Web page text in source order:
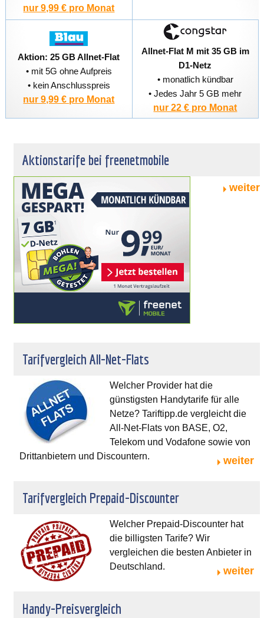
nur 9,99 € pro Monat
Aktion: 25 GB Allnet-Flat
• mit 5G ohne Aufpreis
• kein Anschlusspreis
nur 9,99 € pro Monat
Allnet-Flat M mit 35 GB im
D1-Netz
• monatlich kündbar
• Jedes Jahr 5 GB mehr
nur 22 € pro Monat
Aktionstarife bei freenetmobile
weiter
Tarifvergleich All-Net-Flats
Welcher Provider hat die
günstigsten Handytarife für alle
Netze? Tariftipp.de vergleicht die
All-Net-Flats von BASE, O2,
Telekom und Vodafone sowie von
Drittanbietern und Discountern.
weiter
Tarifvergleich Prepaid-Discounter
Welcher Prepaid-Discounter hat
die billigsten Tarife? Wir
vergleichen die besten Anbieter in
Deutschland.
weiter
Handy-Preisvergleich